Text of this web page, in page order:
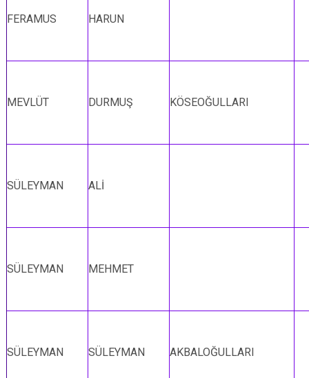
FERAMUS HARUN
MEVLÜT DURMUŞ KÖSEOĞULLARI
SÜLEYMAN ALİ
SÜLEYMAN MEHMET
SÜLEYMAN SÜLEYMAN AKBALOĞULLARI